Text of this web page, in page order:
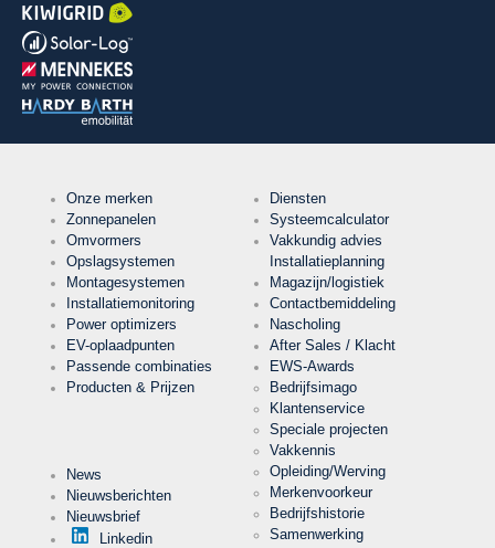
Onze merken
Zonnepanelen
Omvormers
Opslagsystemen
Montagesystemen
Installatiemonitoring
Power optimizers
EV-oplaadpunten
Passende combinaties
Producten & Prijzen
News
Nieuwsberichten
Nieuwsbrief
Linkedin
Diensten
Systeemcalculator
Vakkundig advies
Installatieplanning
Magazijn/logistiek
Contactbemiddeling
Nascholing
After Sales / Klacht
EWS-Awards
Bedrijfsimago
Klantenservice
Speciale projecten
Vakkennis
Opleiding/Werving
Merkenvoorkeur
Bedrijfshistorie
Samenwerking
Cookie Runtime
Naam
cookie
betrekking
tot het
opslaan
Cookie Naam
Cookie Runtime 1 jaar
Cookies die nodig zijn voor de evaluatie van
gebruikersstatistieken
Naam
Aanbieder